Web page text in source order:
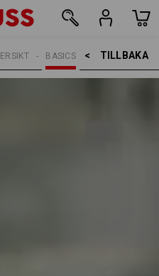
TILLBAKA    >
BASICS